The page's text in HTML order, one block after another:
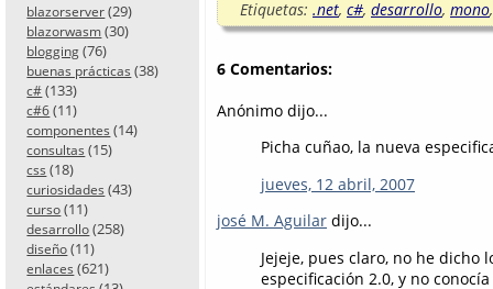
blazorserver (29)
blazorwasm (30)
blogging (76)
buenas prácticas (38)
c# (133)
c#6 (11)
componentes (14)
consultas (15)
css (18)
curiosidades (43)
curso (11)
desarrollo (258)
diseño (11)
enlaces (621)
Etiquetas: .net, c#, desarrollo, mono
6 Comentarios:
Anónimo dijo...
Picha cuñao, la nueva
jueves, 12 abril, 2007
josé M. Aguilar dijo...
Jejeje, pues claro, no he
especificación 2.0, y no